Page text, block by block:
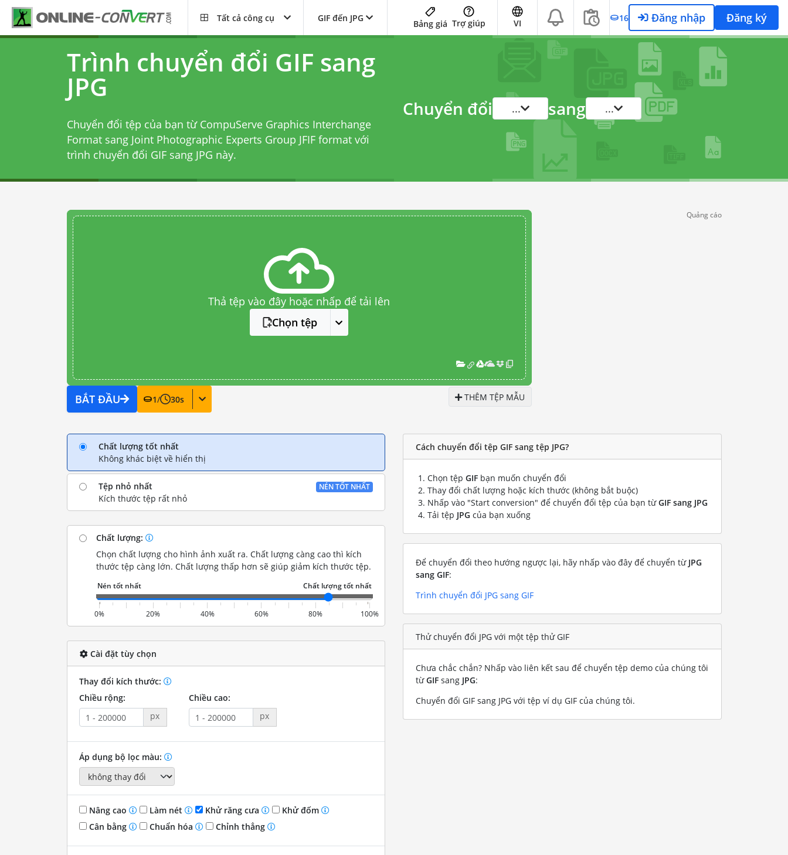
Tất cả công cụ GIF đến JPG
Bảng giá Trợ giúp VI 16 Đăng nhập Đăng ký
Trình chuyển đổi GIF sang
JPG
Chuyển đổi tệp của bạn từ CompuServe Graphics Interchange
Format sang Joint Photographic Experts Group JFIF format với
trình chuyển đổi GIF sang JPG này.
Chuyển đổi ... sang ...
Thả tệp vào đây hoặc nhấp để tải lên
Chọn tệp
BẮT ĐẦU 1/ 30s THÊM TỆP MẪU
Quảng cáo
Chất lượng tốt nhất
Không khác biệt về hiển thị
Tệp nhỏ nhất
Kích thước tệp rất nhỏ
NÉN TỐT NHẤT
Chất lượng:
Chọn chất lượng cho hình ảnh xuất ra. Chất lượng càng cao thì kích
thước tệp càng lớn. Chất lượng thấp hơn sẽ giúp giảm kích thước tệp.
0% 20% 40% 60% 80% 100%
Cài đặt tùy chọn
Thay đổi kích thước:
Chiều rộng:
px
Chiều cao:
px
Áp dụng bộ lọc màu:
Nâng cao Làm nét Khử răng cưa
Khử đốm
Cân bằng
Chuẩn hóa Chỉnh thẳng
Cách chuyển đổi tệp GIF sang tệp JPG?
Chọn tệp GIF bạn muốn chuyển đổi
Thay đổi chất lượng hoặc kích thước (không bắt buộc)
Nhấp vào "Start conversion" để chuyển đổi tệp của bạn từGIF sang JPG
Tải tệp JPG của bạn xuống
Để chuyển đổi theo hướng ngược lại, hãy nhấp vào đây để chuyển từ JPG
sang GIF:
Trình chuyển đổi JPG sang GIF
Thử chuyển đổi JPG với một tệp thử GIF
Chưa chắc chắn? Nhấp vào liên kết sau để chuyển tệp demo của chúng tôi
từGIF sang JPG:
Chuyển đổi GIF sang JPG với tệp ví dụ GIF của chúng tôi.